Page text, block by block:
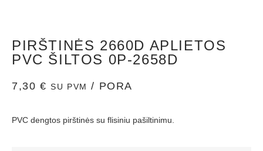
PIRŠTINĖS 2660D APLIETOS
PVC ŠILTOS 0P-2658D
7,30 € SU PVM / PORA
PVC dengtos pirštinės su flisiniu pašiltinimu.